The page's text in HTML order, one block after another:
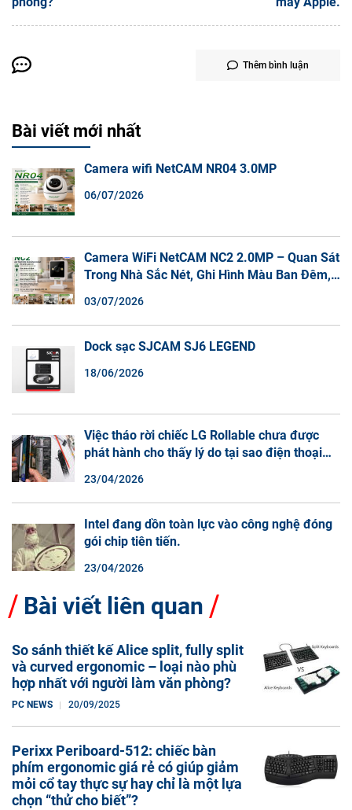
Thêm bình luận
Bài viết mới nhất
Camera wifi NetCAM NR04 3.0MP
06/07/2026
Camera WiFi NetCAM NC2 2.0MP – Quan Sát
Trong Nhà Sắc Nét, Ghi Hình Màu Ban Đêm,
03/07/2026
Dock sạc SJCAM SJ6 LEGEND
18/06/2026
Việc tháo rời chiếc LG Rollable chưa được
phát hành cho thấy lý do tại sao điện thoại
23/04/2026
Intel đang dồn toàn lực vào công nghệ đóng
gói chip tiên tiến.
23/04/2026
Bài viết liên quan
So sánh thiết kế Alice split, fully split
và curved ergonomic – loại nào phù
hợp nhất với người làm văn phòng?
PC NEWS 20/09/2025
Perixx Periboard-512: chiếc bàn
phím ergonomic giá rẻ có giúp giảm
mỏi cổ tay thực sự hay chỉ là một lựa
chọn “thử cho biết”?